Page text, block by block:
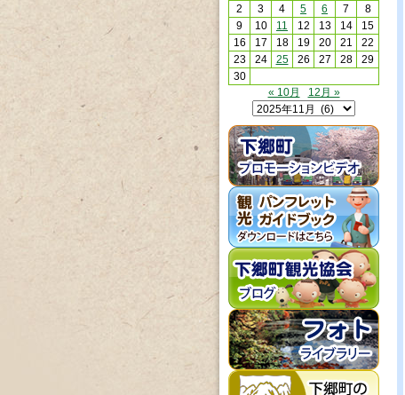
2
3 4 5 6 7
8
9
10 11 12 13 14
15
16
17 18 19 20 21
22
23
24 25 26 27 28
29
30
« 10月
12月 »